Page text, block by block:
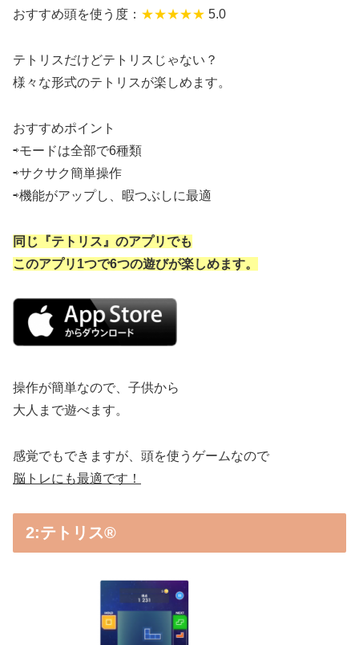
おすすめ頭を使う度： ★★★★★ 5.0
テトリスだけどテトリスじゃない？
様々な形式のテトリスが楽しめます。
おすすめポイント
⇨モードは全部で6種類
⇨サクサク簡単操作
⇨機能がアップし、暇つぶしに最適
同じ『テトリス』のアプリでも
このアプリ1つで6つの遊びが楽しめます。
操作が簡単なので、子供から
大人まで遊べます。
感覚でもできますが、頭を使うゲームなので
脳トレにも最適です！
2:テトリス®